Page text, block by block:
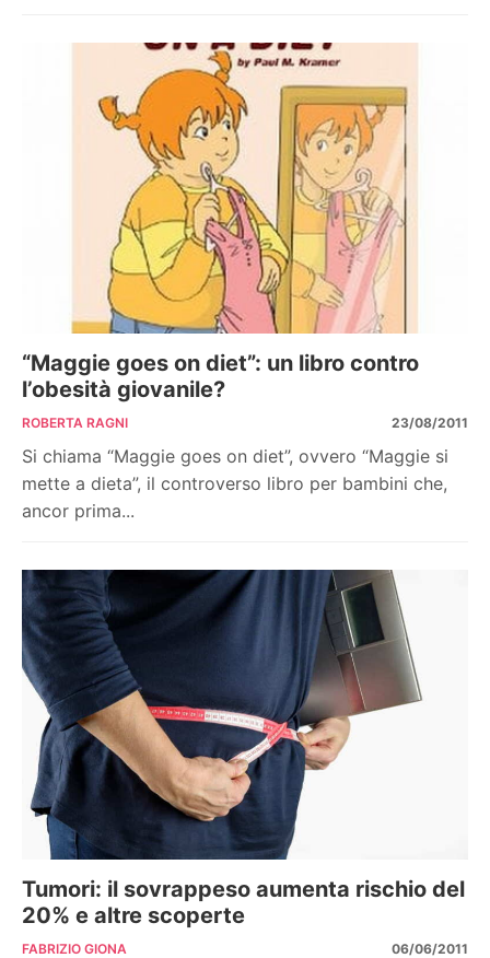
“Maggie goes on diet”: un libro contro
l’obesità giovanile?
ROBERTA RAGNI 23/08/2011
Si chiama “Maggie goes on diet”, ovvero “Maggie si
mette a dieta”, il controverso libro per bambini che,
ancor prima...
Tumori: il sovrappeso aumenta rischio del
20% e altre scoperte
FABRIZIO GIONA 06/06/2011